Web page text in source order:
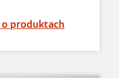
produktach